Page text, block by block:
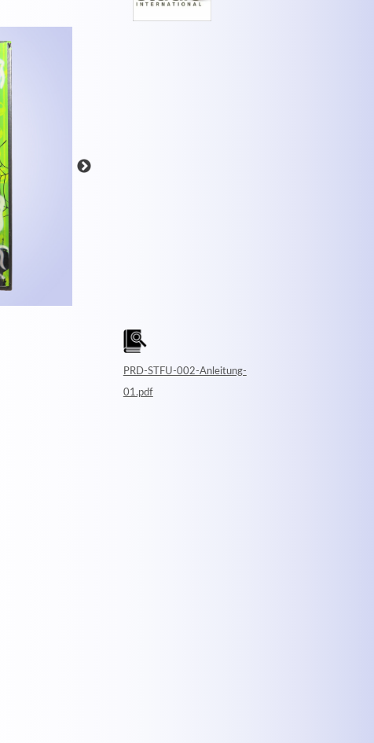
PRD-STFU-002-Anleitung-
01.pdf